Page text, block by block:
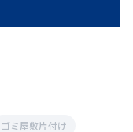
ゴミ屋敷片付け